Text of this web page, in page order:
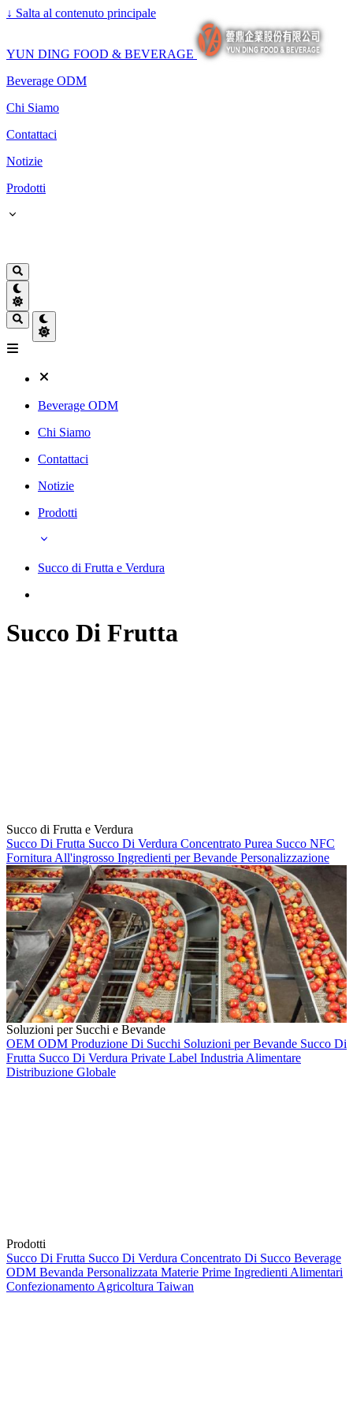
↓ Salta al contenuto principale
YUN DING FOOD & BEVERAGE
Beverage ODM
Chi Siamo
Contattaci
Notizie
Prodotti
Beverage ODM
Chi Siamo
Contattaci
Notizie
Prodotti
Succo di Frutta e Verdura
Succo Di Frutta
Succo di Frutta e Verdura
Succo Di Frutta Succo Di Verdura Concentrato Purea Succo NFC
Fornitura All'ingrosso Ingredienti per Bevande Personalizzazione
Soluzioni per Succhi e Bevande
OEM ODM Produzione Di Succhi Soluzioni per Bevande Succo Di
Frutta Succo Di Verdura Private Label Industria Alimentare
Distribuzione Globale
Prodotti
Succo Di Frutta Succo Di Verdura Concentrato Di Succo Beverage
ODM Bevanda Personalizzata Materie Prime Ingredienti Alimentari
Confezionamento Agricoltura Taiwan